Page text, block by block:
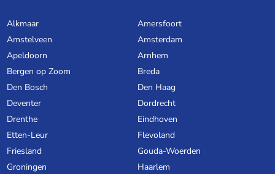
Alkmaar
Amersfoort
Amstelveen
Amsterdam
Apeldoorn
Arnhem
Bergen op Zoom
Breda
Den Bosch
Den Haag
Deventer
Dordrecht
Drenthe
Eindhoven
Etten-Leur
Flevoland
Friesland
Gouda-Woerden
Groningen
Haarlem